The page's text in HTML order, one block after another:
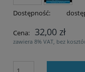
Dostępność:
Cena: 32,00 zł
zawiera 8% VAT, bez